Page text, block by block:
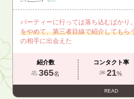
パーティーに行っては落ち込むばかり。
をやめて、第三者目線で紹介してもら
の相手に出会えた
紹介数
365名
コンタクト率
21%
READ